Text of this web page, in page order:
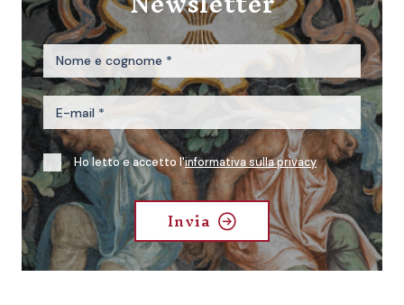
Ho letto e accetto l'informativa sulla privacy
Invia